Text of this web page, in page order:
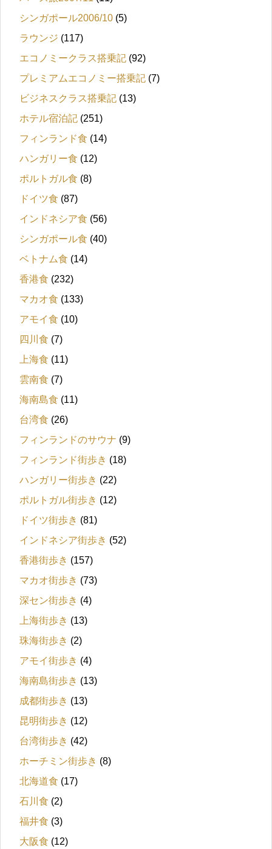
シンガポール2006/10 (5)
ラウンジ (117)
エコノミークラス搭乗記 (92)
プレミアムエコノミー搭乗記 (7)
ビジネスクラス搭乗記 (13)
ホテル宿泊記 (251)
フィンランド食 (14)
ハンガリー食 (12)
ポルトガル食 (8)
ドイツ食 (87)
インドネシア食 (56)
シンガポール食 (40)
ベトナム食 (14)
香港食 (232)
マカオ食 (133)
アモイ食 (10)
四川食 (7)
上海食 (11)
雲南食 (7)
海南島食 (11)
台湾食 (26)
フィンランドのサウナ (9)
フィンランド街歩き (18)
ハンガリー街歩き (22)
ポルトガル街歩き (12)
ドイツ街歩き (81)
インドネシア街歩き (52)
香港街歩き (157)
マカオ街歩き (73)
深セン街歩き (4)
上海街歩き (13)
珠海街歩き (2)
アモイ街歩き (4)
海南島街歩き (13)
成都街歩き (13)
昆明街歩き (12)
台湾街歩き (42)
ホーチミン街歩き (8)
北海道食 (17)
石川食 (2)
福井食 (3)
大阪食 (12)